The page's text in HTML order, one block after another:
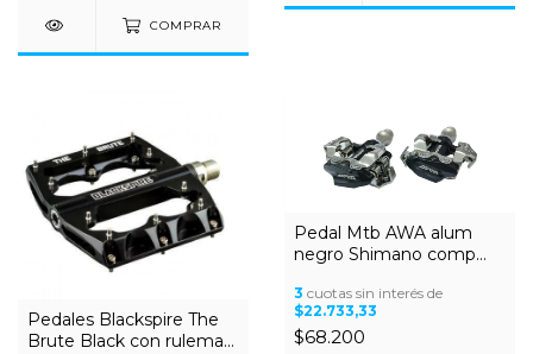
COMPRAR
Pedales Blackspire The
Brute Black con ruleman
Pedal Mtb AWA alum
negro Shimano comp
3 cuotas sin interés de
$22.733,33
$68.200